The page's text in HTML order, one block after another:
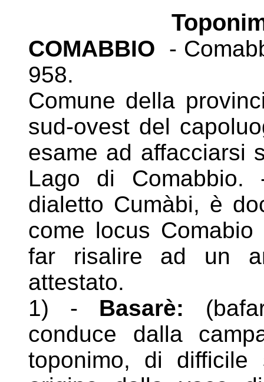
COMABBIO -
958.
Comune della
sud-ovest del
esame ad affacciarsi
Lago di
dialetto Cumàbi, è
come locus
far risalire ad un
attestato.
1) - Basarè:
conduce dalla
toponimo, di difficile